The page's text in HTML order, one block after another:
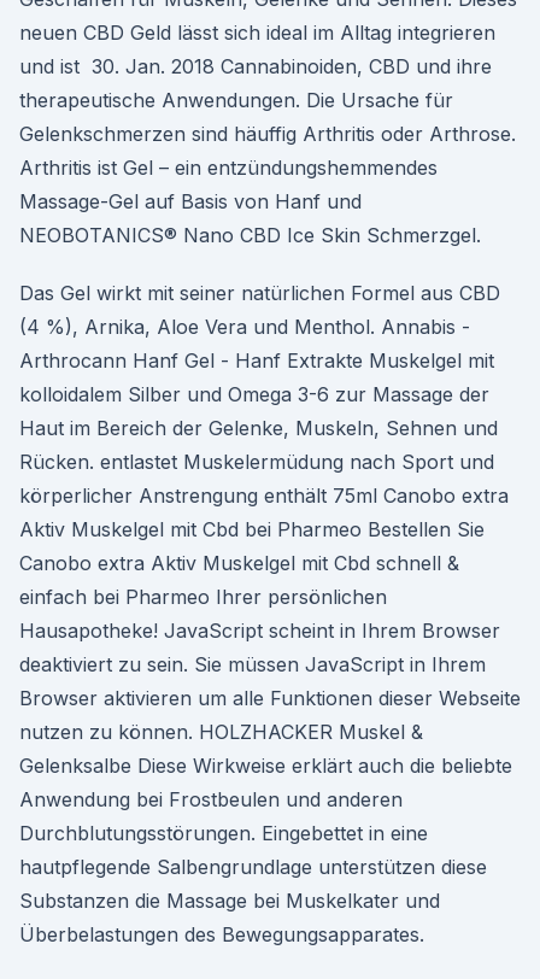
neuen CBD Geld lässt sich ideal im Alltag integrieren
und ist 30. Jan. 2018 Cannabinoiden, CBD und ihre
therapeutische Anwendungen. Die Ursache für
Gelenkschmerzen sind häuffig Arthritis oder Arthrose.
Arthritis ist Gel – ein entzündungshemmendes
Massage-Gel auf Basis von Hanf und
NEOBOTANICS® Nano CBD Ice Skin Schmerzgel.
Das Gel wirkt mit seiner natürlichen Formel aus CBD
(4 %), Arnika, Aloe Vera und Menthol. Annabis -
Arthrocann Hanf Gel - Hanf Extrakte Muskelgel mit
kolloidalem Silber und Omega 3-6 zur Massage der
Haut im Bereich der Gelenke, Muskeln, Sehnen und
Rücken. entlastet Muskelermüdung nach Sport und
körperlicher Anstrengung enthält 75ml Canobo extra
Aktiv Muskelgel mit Cbd bei Pharmeo Bestellen Sie
Canobo extra Aktiv Muskelgel mit Cbd schnell &
einfach bei Pharmeo Ihrer persönlichen
Hausapotheke! JavaScript scheint in Ihrem Browser
deaktiviert zu sein. Sie müssen JavaScript in Ihrem
Browser aktivieren um alle Funktionen dieser Webseite
nutzen zu können. HOLZHACKER Muskel &
Gelenksalbe Diese Wirkweise erklärt auch die beliebte
Anwendung bei Frostbeulen und anderen
Durchblutungsstörungen. Eingebettet in eine
hautpflegende Salbengrundlage unterstützen diese
Substanzen die Massage bei Muskelkater und
Überbelastungen des Bewegungsapparates.